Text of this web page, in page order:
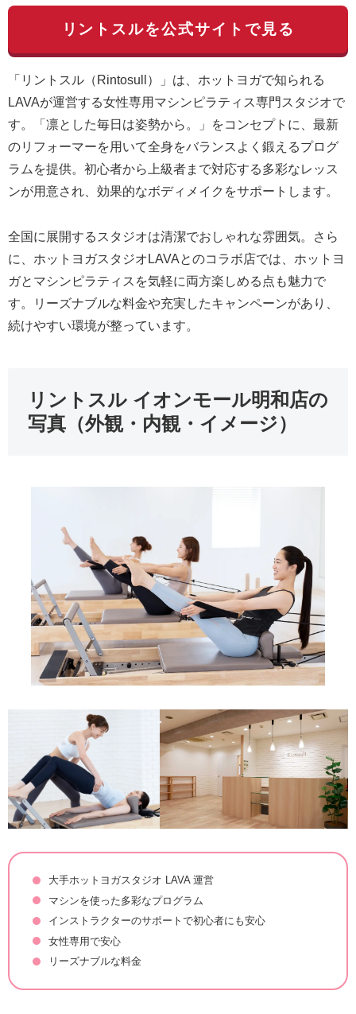
リントスルを公式サイトで見る
「リントスル（Rintosull）」は、ホットヨガで知られる
LAVAが運営する女性専用マシンピラティス専門スタジオで
す。「凛とした毎日は姿勢から。」をコンセプトに、最新
のリフォーマーを用いて全身をバランスよく鍛えるプログ
ラムを提供。初心者から上級者まで対応する多彩なレッス
ンが用意され、効果的なボディメイクをサポートします。
全国に展開するスタジオは清潔でおしゃれな雰囲気。さら
に、ホットヨガスタジオLAVAとのコラボ店では、ホットヨ
ガとマシンピラティスを気軽に両方楽しめる点も魅力で
す。リーズナブルな料金や充実したキャンペーンがあり、
続けやすい環境が整っています。
リントスル イオンモール明和店の
写真（外観・内観・イメージ）
大手ホットヨガスタジオ LAVA 運営
マシンを使った多彩なプログラム
インストラクターのサポートで初心者にも安心
女性専用で安心
リーズナブルな料金